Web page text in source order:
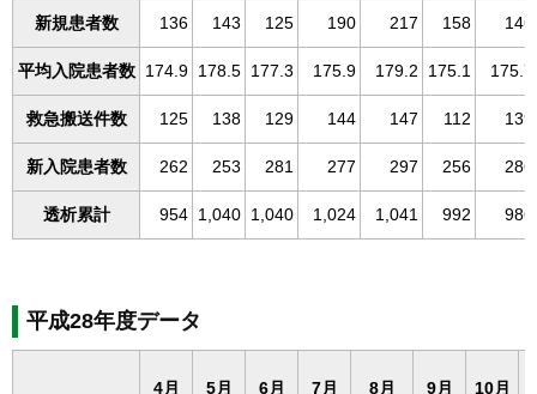
新規患者数 136 143 125 190 217 158 146
平均入院患者数 174.9 178.5 177.3 175.9 179.2 175.1 175.7
救急搬送件数 125 138 129 144 147 112 139
新入院患者数 262 253 281 277 297 256 286
透析累計 954 1,040 1,040 1,024 1,041 992 986
平成28年度データ
4月 5月 6月 7月 8月 9月 10月